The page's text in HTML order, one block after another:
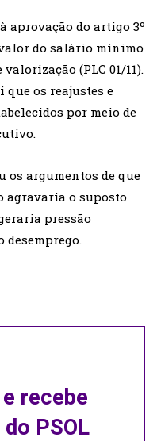
aprovação do artigo 3º
do salário mínimo
(PLC 01/11).
os reajustes e
por meio de
os argumentos de que
agravaria o suposto
pressão
recebe
PSOL